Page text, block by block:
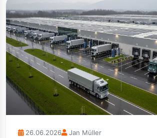
26.06.2026 Jan Müller